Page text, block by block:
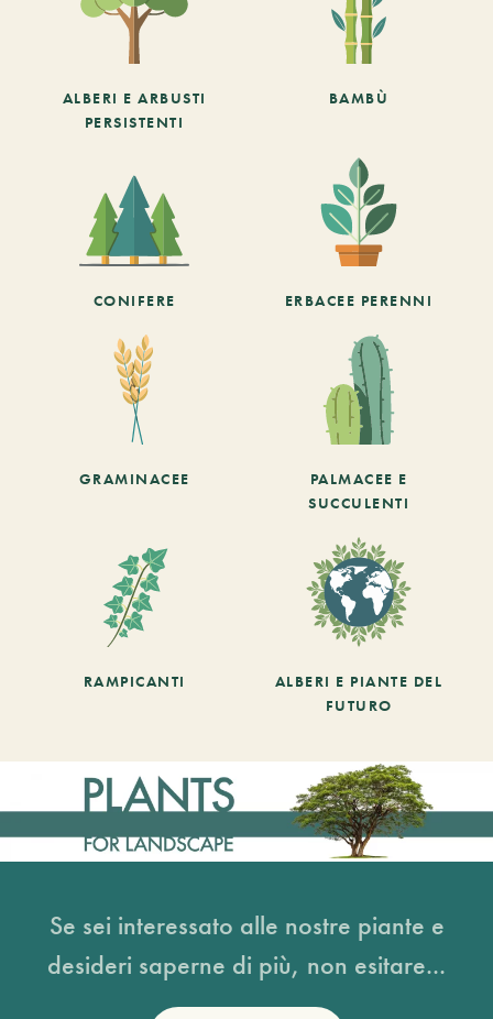
ALBERI E ARBUSTI
PERSISTENTI
BAMBÙ
CONIFERE ERBACEE PERENNI
GRAMINACEE
PALMACEE E
SUCCULENTI
RAMPICANTI
ALBERI E PIANTE DEL
FUTURO
Se sei interessato alle nostre piante e
desideri saperne di più, non esitare...